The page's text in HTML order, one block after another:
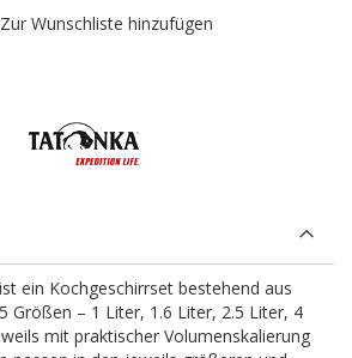
Zur Wunschliste hinzufügen
ein Kochgeschirrset bestehend aus
Größen – 1 Liter, 1.6 Liter, 2.5 Liter, 4
mit praktischer Volumenskalierung